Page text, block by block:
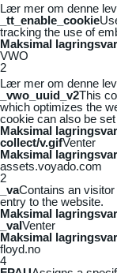
Lær mer om denne
_tt_enable_cookie
tracking the use of
Maksimal
VWO
2
Lær mer om denne
_vwo_uuid_v2This
which optimizes the
cookie can also be
Maksimal
collect/v.gifVenter
Maksimal
assets.voyado.com
2
_vaContains an
entry to the website.
Maksimal
_vaIVenter
Maksimal
floyd.no
4